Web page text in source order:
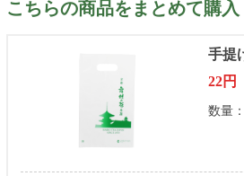
こちらの商品をまとめて購入
手提
22円
数量：